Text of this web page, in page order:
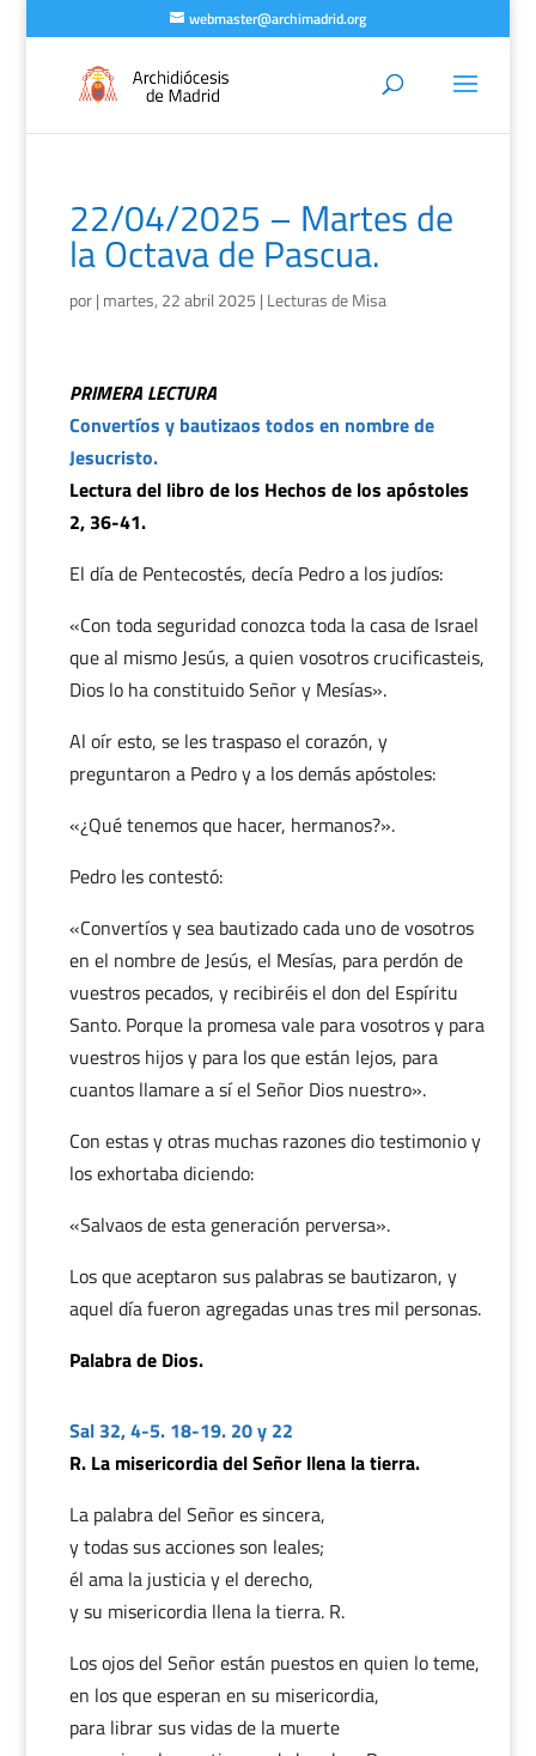
webmaster@archimadrid.org
22/04/2025 – Martes de
la Octava de Pascua.
por| martes, 22 abril 2025 | Lecturas de Misa
PRIMERA LECTURA
Convertíos y bautizaos todos en nombre de
Jesucristo.
Lectura del libro de los Hechos de los apóstoles
2, 36-41.
El día de Pentecostés, decía Pedro a los judíos:
«Con toda seguridad conozca toda la casa de Israel
que al mismo Jesús, a quien vosotros crucificasteis,
Dios lo ha constituido Señor y Mesías».
Al oír esto, se les traspaso el corazón, y
preguntaron a Pedro y a los demás apóstoles:
«¿Qué tenemos que hacer, hermanos?».
Pedro les contestó:
«Convertíos y sea bautizado cada uno de vosotros
en el nombre de Jesús, el Mesías, para perdón de
vuestros pecados, y recibiréis el don del Espíritu
Santo. Porque la promesa vale para vosotros y para
vuestros hijos y para los que están lejos, para
cuantos llamare a sí el Señor Dios nuestro».
Con estas y otras muchas razones dio testimonio y
los exhortaba diciendo:
«Salvaos de esta generación perversa».
Los que aceptaron sus palabras se bautizaron, y
aquel día fueron agregadas unas tres mil personas.
Palabra de Dios.
Sal 32, 4-5. 18-19. 20 y 22
R. La misericordia del Señor llena la tierra.
La palabra del Señor es sincera,
y todas sus acciones son leales;
él ama la justicia y el derecho,
y su misericordia llena la tierra. R.
Los ojos del Señor están puestos en quien lo teme,
en los que esperan en su misericordia,
para librar sus vidas de la muerte